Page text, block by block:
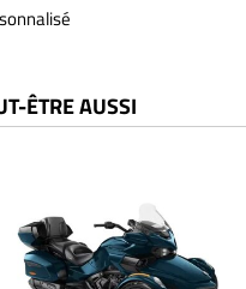
ÊTRE AUSSI